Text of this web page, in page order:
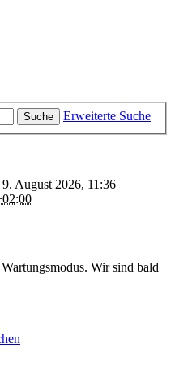
Suche Erweiterte Suche
August 2026, 11:36
Wir sind bald